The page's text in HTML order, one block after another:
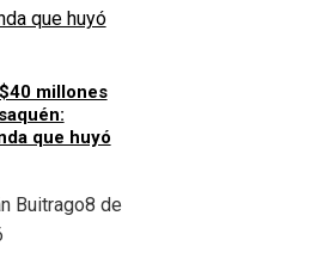
millones
que huyó
Buitrago8 de